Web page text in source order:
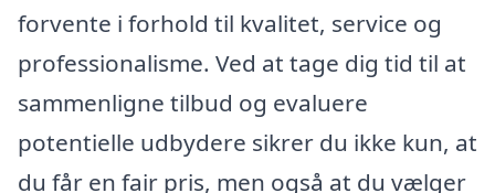
forvente i forhold til kvalitet, service og
professionalisme. Ved at tage dig tid til at
sammenligne tilbud og evaluere
potentielle udbydere sikrer du ikke kun, at
du får en fair pris, men også at du vælger